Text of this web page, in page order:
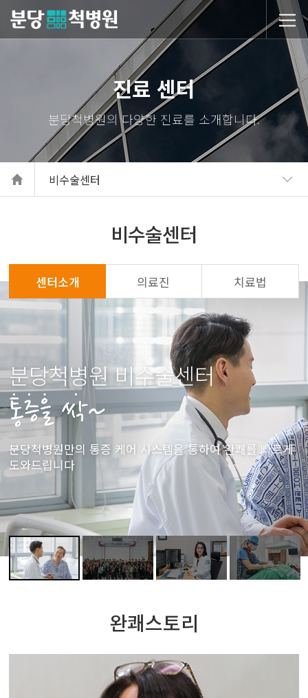
당척병원
진료 센터
비수술센터
비수술센터
센터소개 의료진 치료법
분당척병원 비수술센터
분당척병원만의 통증 케어 시스템을 통하여 완쾌를 빠르게
도와드립니다
완쾌스토리